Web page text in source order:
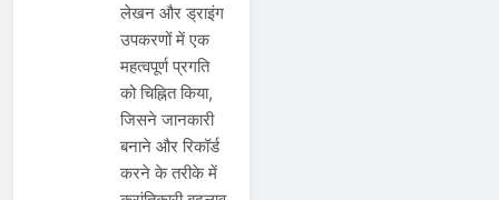
लेखन और ड्राइंग
उपकरणों में एक
महत्वपूर्ण प्रगति
को चिह्नित किया,
जिसने जानकारी
बनाने और रिकॉर्ड
करने के तरीके में